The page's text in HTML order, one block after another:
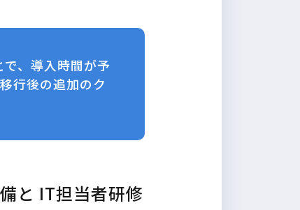
、導入時間が予
行後の追加のク
と IT担当者研修